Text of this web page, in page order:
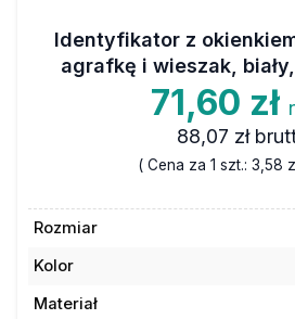
Identyfikator z
agrafkę i wieszak,
71,60 zł
88,07 zł
( Cena za 1 szt.: 3,58
Rozmiar
Kolor
Materiał